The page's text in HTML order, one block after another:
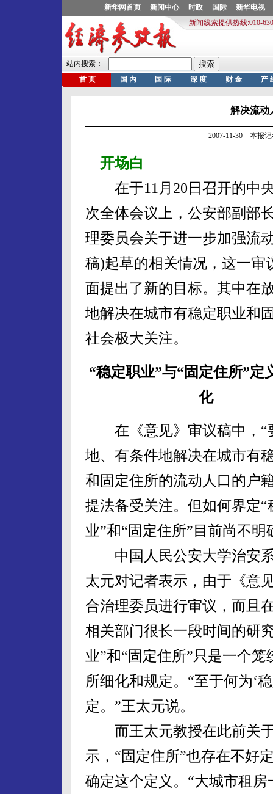
解决流动
2007-11-30 本报记
开场白
在于11月20日召开的中
次全体会议上，公安部副部
理委员会关于进一步加强流
稿)起草的相关情况，这一审
面提出了新的目标。其中在
地解决在城市有稳定职业和
社会极大关注。
“稳定职业”与“固定住所”定
化
在《意见》审议稿中，“
地、有条件地解决在城市有
和固定住所的流动人口的户
提法备受关注。但如何界定“
业”和“固定住所”目前尚不明
中国人民公安大学治安
太元对记者表示，由于《意
合治理委员进行审议，而且
相关部门很长一段时间的研
业”和“固定住所”只是一个
所细化和规定。“至于何为‘
定。”王太元说。
而王太元教授在此前关于
示，“固定住所”也存在不好
确定这个定义。“大城市租